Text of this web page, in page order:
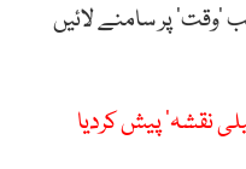
پر سامنے لائیں
نقشہ‘ پیش کردیا